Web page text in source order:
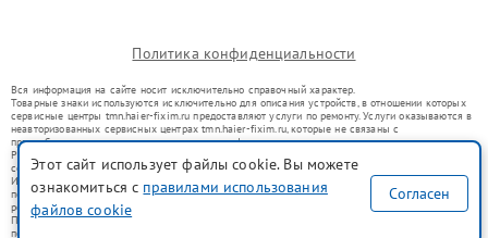
Политика конфиденциальности
Вся информация на сайте носит исключительно справочный характер.
Товарные знаки используются исключительно для описания устройств, в отношении которых
сервисные центры tmn.haier-fixim.ru предоставляют услуги по ремонту. Услуги оказываются в
неавторизованных сервисных центрах tmn.haier-fixim.ru, которые не связаны с
правообладателями товарных знаков или их официальными представителями.
Ремонт осуществляется для устройств, уже введенных в гражданский оборот в соответствии
со статьей 1487 ГК РФ.
Использование товарных знаков не преследует цели индивидуализации услуг или введения
потребителей в заблуждение, а служит для информирования о предоставляемых услугах по
ремонту техники указанных брендов.
Представленная на сайте информация не является публичной офертой, определяемой
положениями Статьи 437(2) Гражданского кодекса РФ
Этот сайт использует файлы cookie. Вы можете
ознакомиться с правилами использования
файлов cookie
Согласен